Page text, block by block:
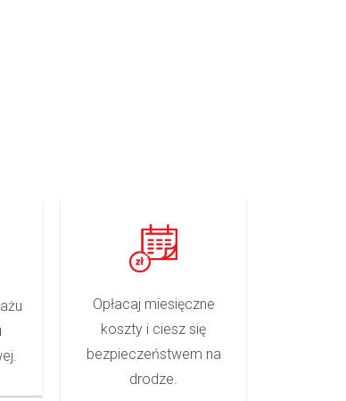
Opłacaj miesięczne
koszty i ciesz się
bezpieczeństwem na
drodze.